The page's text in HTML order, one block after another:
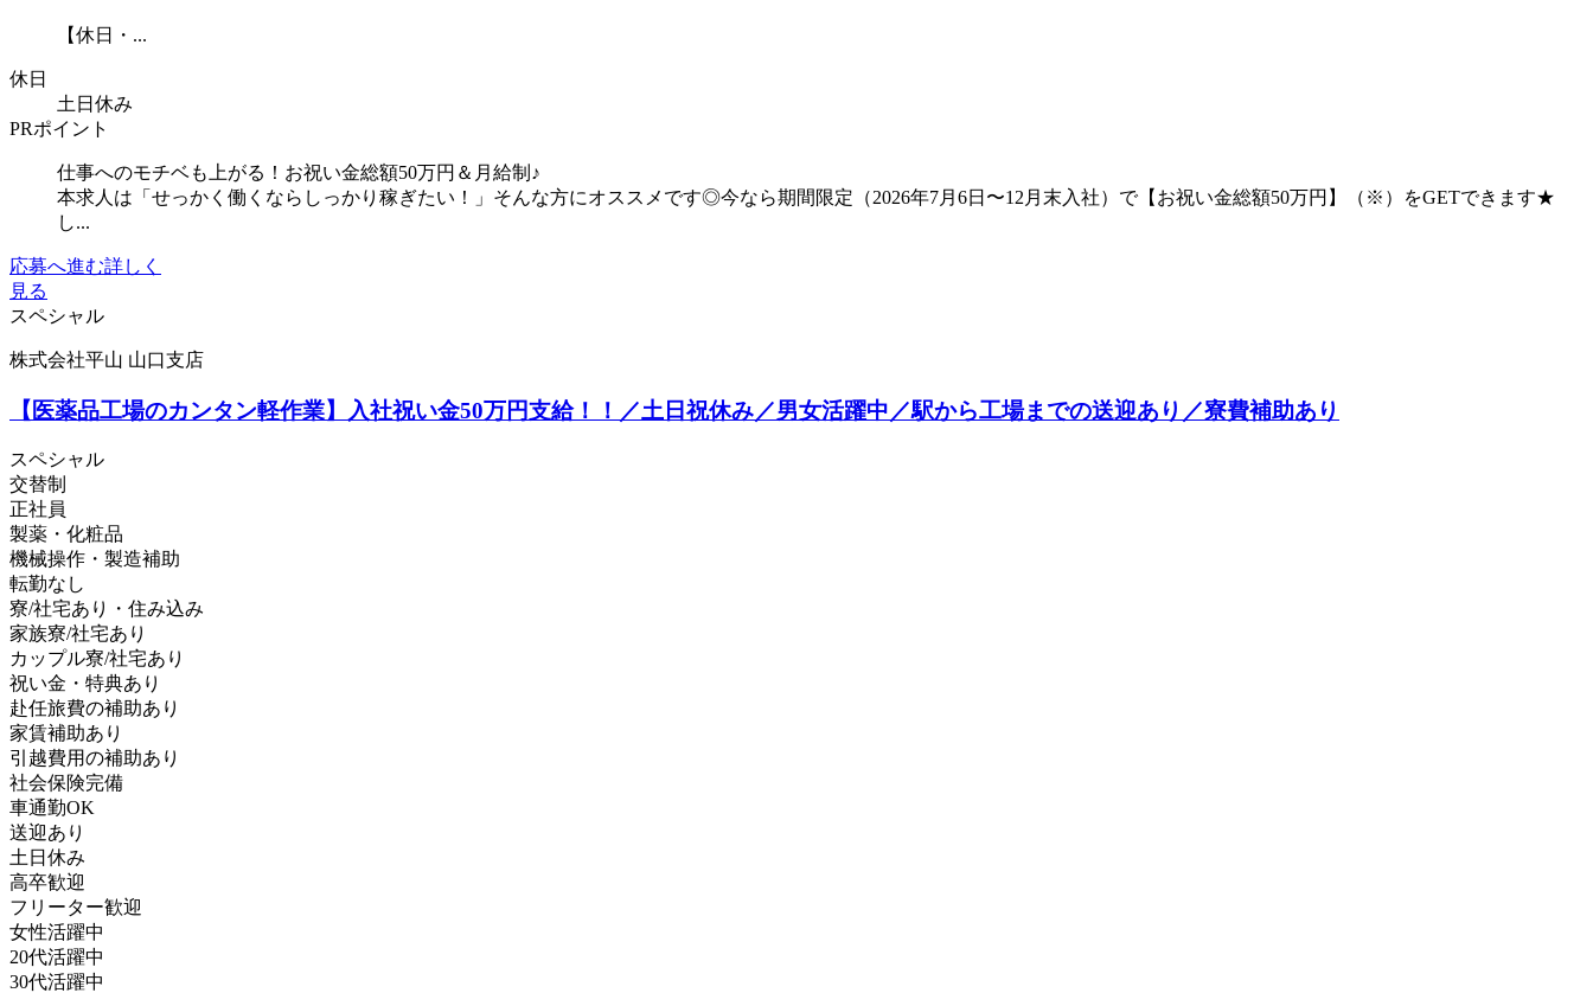
【休日・...
休日
土日休み
PRポイント
仕事へのモチベも上がる！お祝い金総額50万円＆月給制♪
本求人は「せっかく働くならしっかり稼ぎたい！」そんな方にオススメです◎今なら期間限定（2026年7月6日〜12月末入社）で【お祝い金総額50万円】（※）をGETできます★
し...
応募へ進む詳しく
見る
スペシャル
株式会社平山 山口支店
【医薬品工場のカンタン軽作業】入社祝い金50万円支給！！／土日祝休み／男女活躍中／駅から工場までの送迎あり／寮費補助あり
スペシャル
交替制
正社員
製薬・化粧品
機械操作・製造補助
転勤なし
寮/社宅あり・住み込み
家族寮/社宅あり
カップル寮/社宅あり
祝い金・特典あり
赴任旅費の補助あり
家賃補助あり
引越費用の補助あり
社会保険完備
車通勤OK
送迎あり
土日休み
高卒歓迎
フリーター歓迎
女性活躍中
20代活躍中
30代活躍中